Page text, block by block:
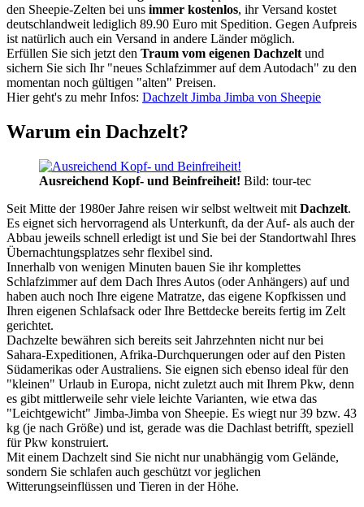
den Sheepie-Zelten bei uns immer kostenlos, ihr Versand kostet
deutschlandweit lediglich 89.90 Euro mit Spedition. Gegen Aufpreis
ist natürlich auch ein Versand in andere Länder möglich.
Erfüllen Sie sich jetzt den Traum vom eigenen Dachzelt und
sichern Sie sich Ihr "neues Schlafzimmer auf dem Autodach" zu den
momentan noch gültigen "alten" Preisen.
Hier geht's zu mehr Infos: Dachzelt Jimba Jimba von Sheepie
Warum ein Dachzelt?
Ausreichend Kopf- und Beinfreiheit! Bild: tour-tec
Seit Mitte der 1980er Jahre reisen wir selbst weltweit mit Dachzelt.
Es eignet sich hervorragend als Unterkunft, da der Auf- als auch der
Abbau jeweils schnell erledigt ist und Sie bei der Standortwahl Ihres
Übernachtungsplatzes sehr flexibel sind.
Innerhalb von wenigen Minuten bauen Sie ihr komplettes
Schlafzimmer auf dem Dach Ihres Autos (oder Anhängers) auf und
haben auch noch Ihre eigene Matratze, das eigene Kopfkissen und
Ihren eigenen Schlafsack oder Ihre Bettdecke bereits fertig im Zelt
gerichtet.
Dachzelte bewähren sich bereits seit Jahrzehnten nicht nur bei
Sahara-Expeditionen, Afrika-Durchquerungen oder auf den Pisten
Südamerikas oder Australiens. Sie eignen sich ebenso ideal für den
"kleinen" Urlaub in Europa, nicht zuletzt auch mit Ihrem Pkw, denn
es gibt mittlerweile sehr viele leichte Varianten, wie etwa das
"Leichtgewicht" Jimba-Jimba von Sheepie. Es wiegt nur 39 bzw. 43
kg (je nach Größe) und ist, gerade was die Dachlast betrifft, speziell
für Pkw konstruiert.
Mit einem Dachzelt sind Sie nicht nur unabhängig vom Gelände,
sondern Sie schlafen auch geschützt vor jeglichen
Witterungseinflüssen und Tieren in der Höhe.